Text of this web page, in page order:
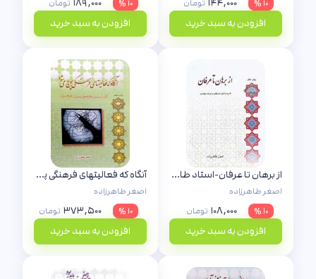
۱۰ %
۱۴۴,۰۰۰ تومان
افزودن به سبد خرید
۱۰ %
۱۸۹,۰۰۰ تومان
افزودن به سبد خرید
از برهان تا عرفان-استاد طاهرزاده
اصغر طاهرزاده
۱۰ %
۱۰۸,۰۰۰ تومان
افزودن به سبد خرید
آنگاه که فعالیتهای فرهنگی پوچ میشود-استاد طاهرزاده
اصغر طاهرزاده
۱۰ %
۳۷۳,۵۰۰ تومان
افزودن به سبد خرید